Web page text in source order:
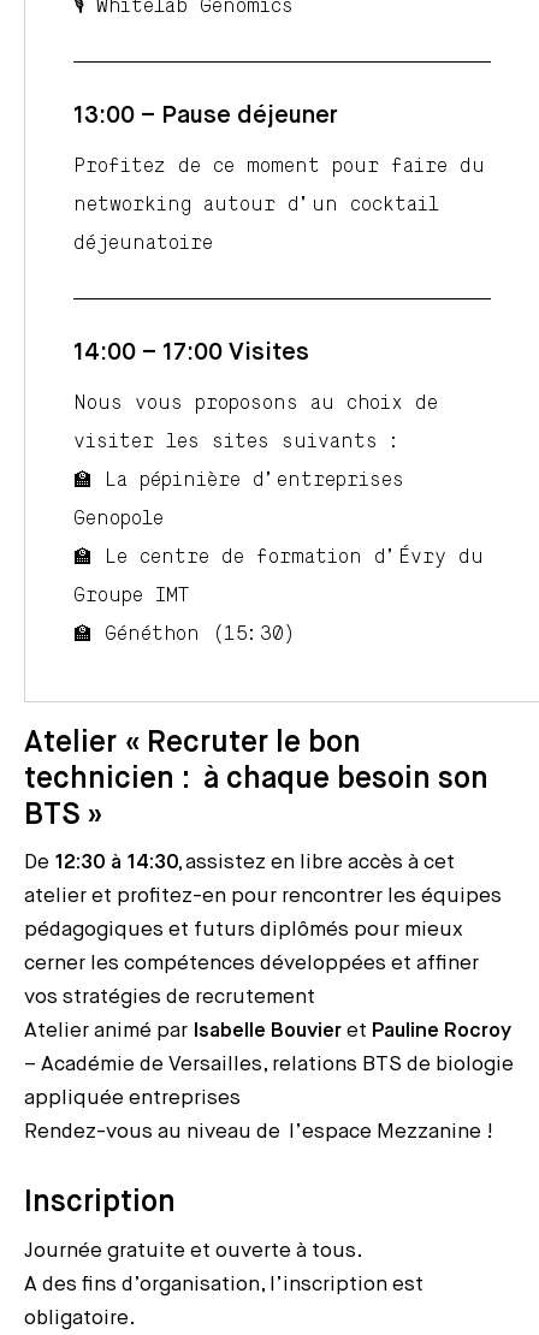
🎙️ Whitelab Genomics
13:00 – Pause déjeuner
Profitez de ce moment pour faire du
networking autour d’un cocktail
déjeunatoire
14:00 – 17:00 Visites
Nous vous proposons au choix de
visiter les sites suivants :
🏫 La pépinière d’entreprises
Genopole
🏫 Le centre de formation d’Évry du
Groupe IMT
🏫 Généthon (15:30)
Atelier « Recruter le bon
technicien : à chaque besoin son
BTS »
De 12:30 à 14:30,assistez en libre accès à cet
atelier et profitez-en pour rencontrer les équipes
pédagogiques et futurs diplômés pour mieux
cerner les compétences développées et affiner
vos stratégies de recrutement
Atelier animé par Isabelle Bouvier et Pauline Rocroy
– Académie de Versailles, relations BTS de biologie
appliquée entreprises
Rendez-vous au niveau de l’espace Mezzanine !
Inscription
Journée gratuite et ouverte à tous.
A des fins d’organisation, l’inscription est
obligatoire.